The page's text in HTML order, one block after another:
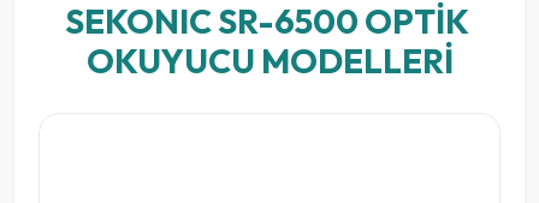
SEKONIC SR-6500 OPTIK
OKUYUCU MODELLERI